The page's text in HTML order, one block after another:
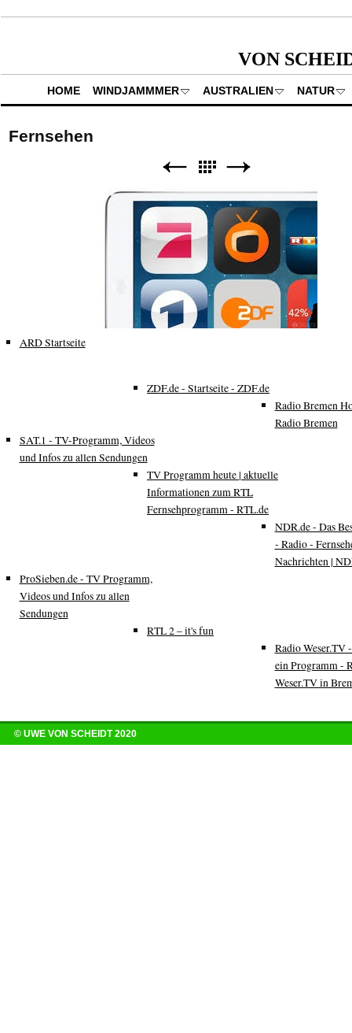
VON
HOME WINDJAMMMER AUSTRALIEN NATUR
Fernsehen
ARD Startseite
ZDF.de - Startseite - ZDF.de
Radio Bremen
Radio Bremen
SAT.1 - TV-Programm, Videos
und Infos zu allen Sendungen
TV Programm heute | aktuelle
Informationen zum RTL
Fernsehprogramm - RTL.de
NDR.de - Das
- Radio -
Nachrichten |
ProSieben.de - TV Programm,
Videos und Infos zu allen
Sendungen
RTL 2 – it's fun
Radio Weser.TV
ein Programm -
Weser.TV in
© UWE VON SCHEIDT 2020